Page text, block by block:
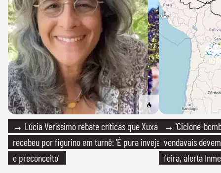
→ Lúcia Veríssimo rebate críticas que Xuxa
recebeu por figurino em turnê: 'É pura inveja
e preconceito'
→ 'Ciclone-
vendavais
feira, alerta